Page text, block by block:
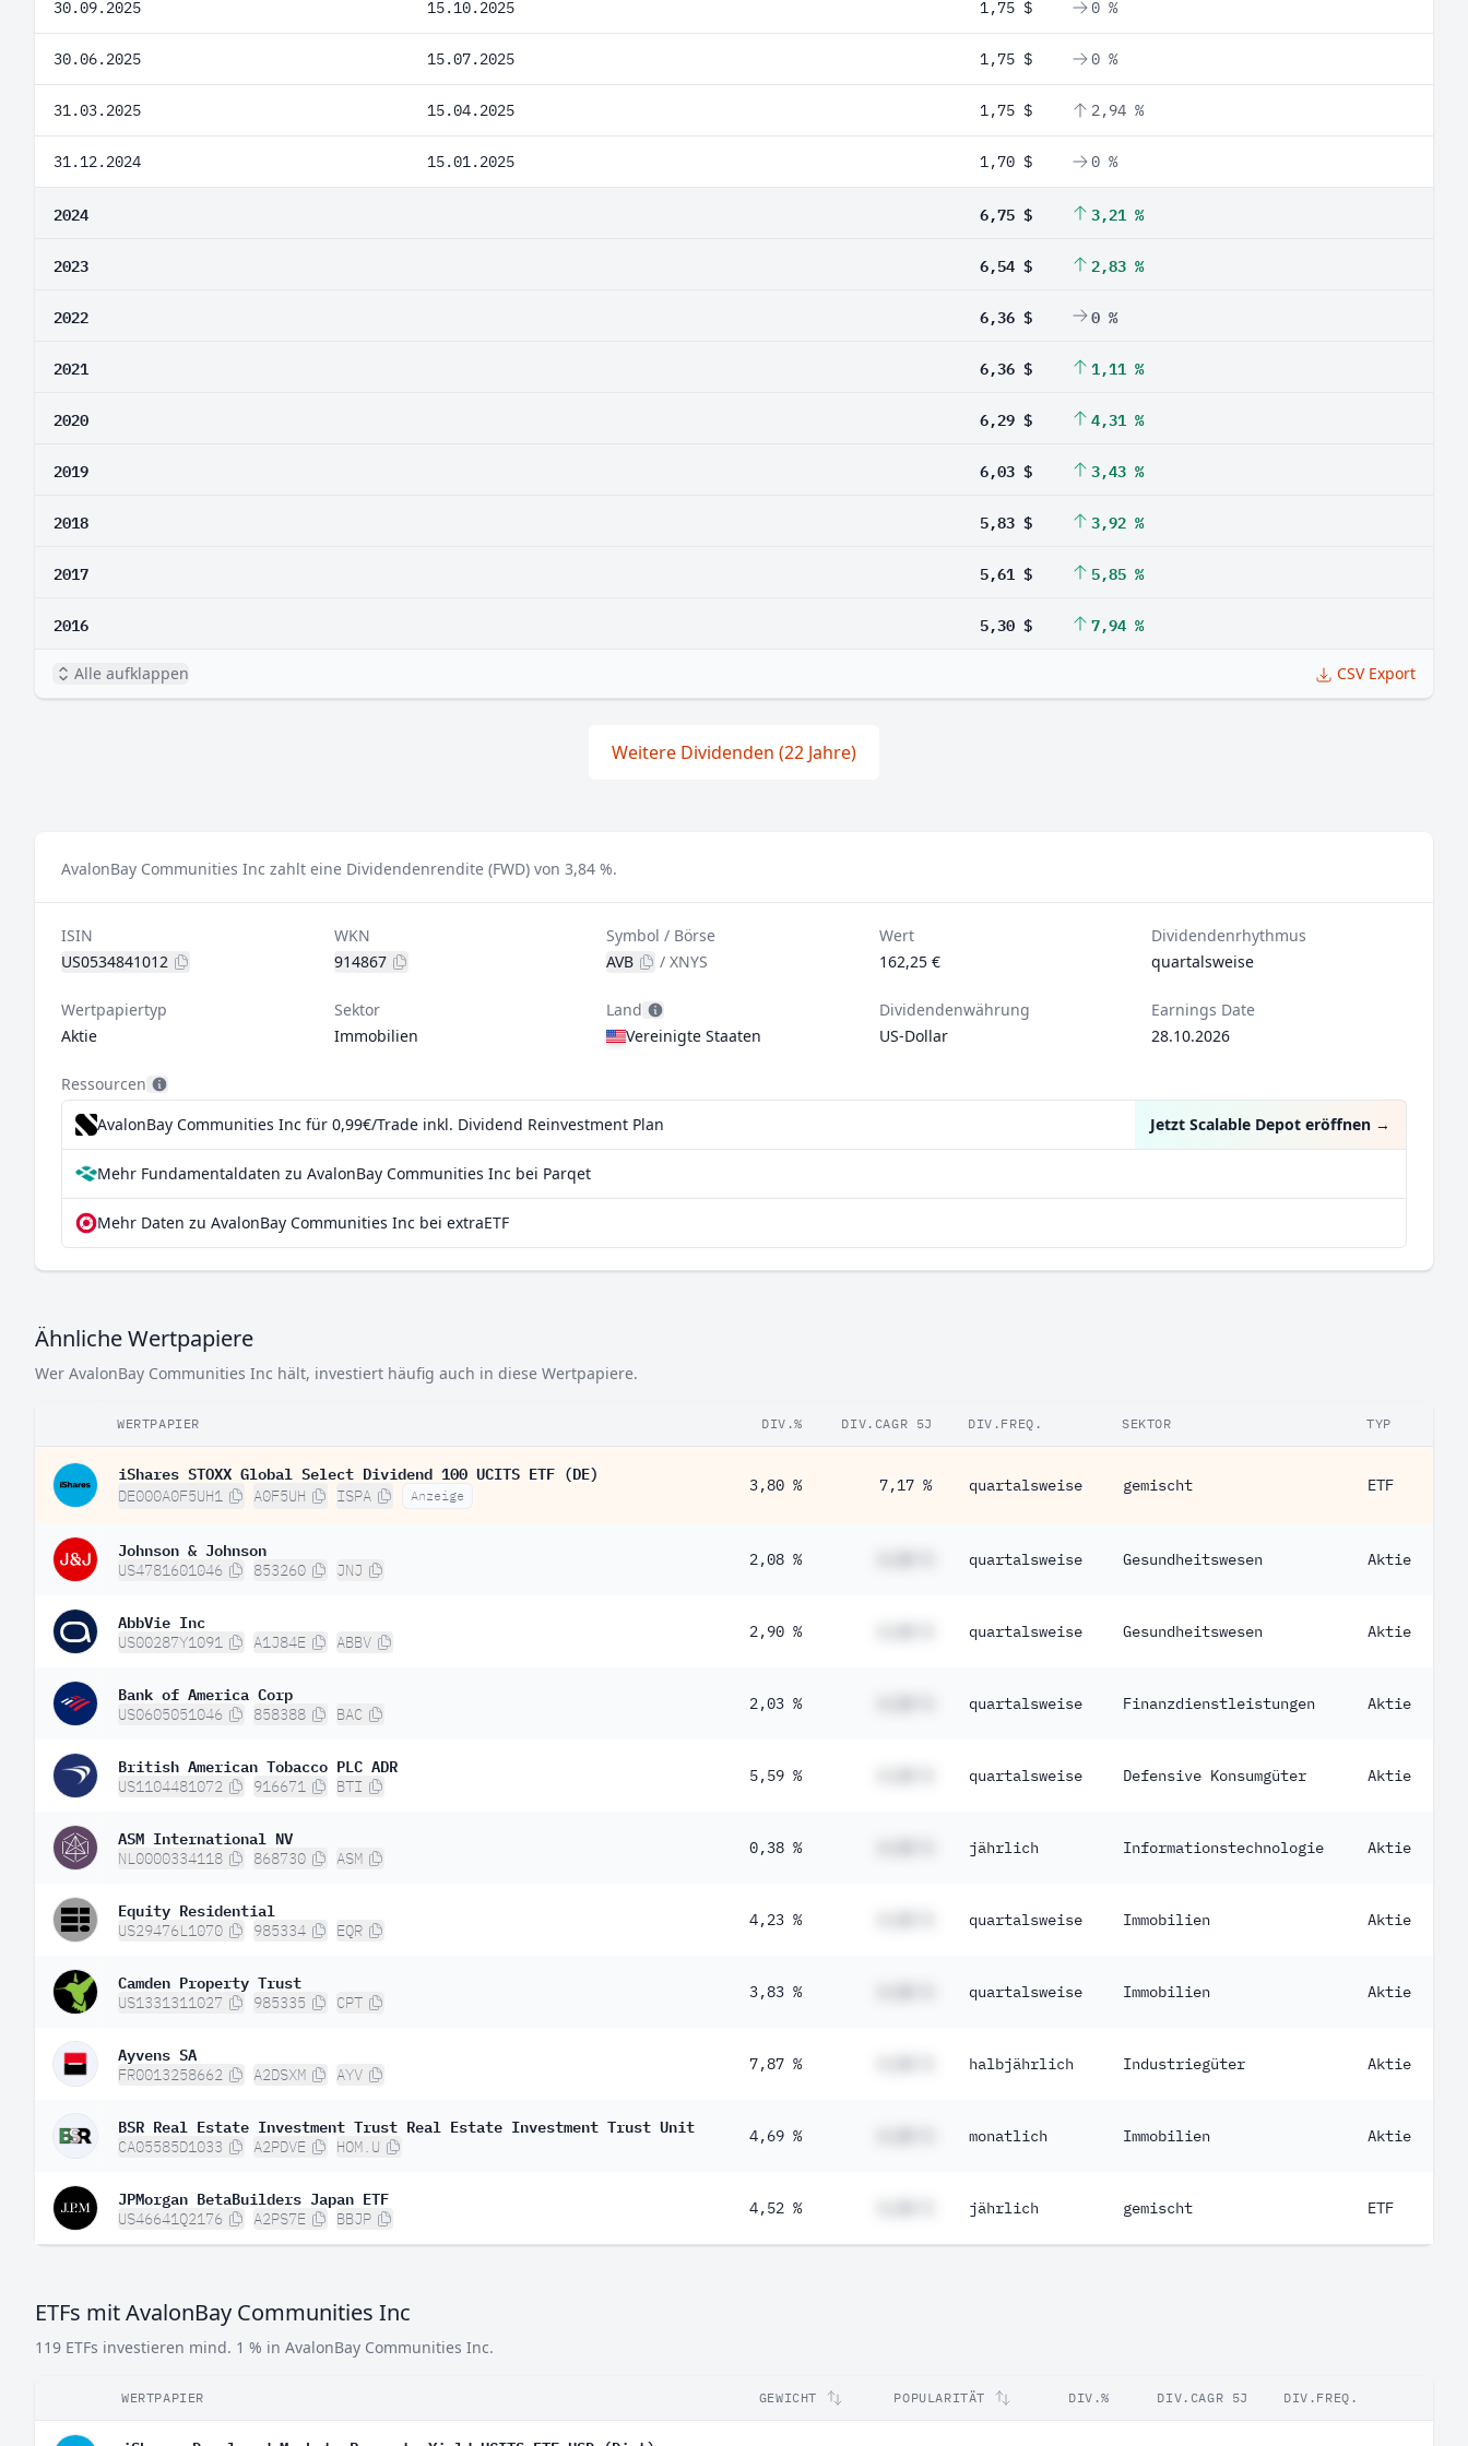
30.09.2025 15.10.2025 1,75 $ 0 %
30.06.2025 15.07.2025 1,75 $ 0 %
31.03.2025 15.04.2025 1,75 $ 2,94 %
31.12.2024 15.01.2025 1,70 $ 0 %
2024 6,75 $ 3,21 %
2023 6,54 $ 2,83 %
2022 6,36 $ 0 %
2021 6,36 $ 1,11 %
2020 6,29 $ 4,31 %
2019 6,03 $ 3,43 %
2018 5,83 $ 3,92 %
2017 5,61 $ 5,85 %
2016 5,30 $ 7,94 %
Alle aufklappen CSV Export
Weitere Dividenden (22 Jahre)
AvalonBay Communities Inc zahlt eine Dividendenrendite (FWD) von 3,84 %.
ISIN
US0534841012
WKN
914867
Symbol / Börse
AVB
/XNYS
Wert
162,25 €
Dividendenrhythmus
quartalsweise
Wertpapiertyp
Aktie
Sektor
Immobilien
Land
Vereinigte Staaten
Dividendenwährung
US-Dollar
Earnings Date
28.10.2026
Ressourcen
AvalonBay Communities Inc für 0,99€/Trade inkl. Dividend Reinvestment Plan
Jetzt Scalable Depot eröffnen →
Mehr Fundamentaldaten zu AvalonBay Communities Inc bei Parqet
Mehr Daten zu AvalonBay Communities Inc bei extraETF
Ähnliche Wertpapiere
Wer AvalonBay Communities Inc hält, investiert häufig auch in diese Wertpapiere.
WERTPAPIER DIV.% DIV.CAGR 5J DIV.FREQ. SEKTOR TYP
iShares STOXX Global Select Dividend 100 UCITS ETF (DE)
DE000A0F5UH1 A0F5UH ISPA Anzeige
3,80 % 7,17 % quartalsweise gemischt ETF
Johnson & Johnson
US4781601046 853260 JNJ
2,08 % quartalsweise Gesundheitswesen Aktie
AbbVie Inc
US00287Y1091 A1J84E ABBV
2,90 % quartalsweise Gesundheitswesen Aktie
Bank of America Corp
US0605051046 858388 BAC
2,03 % quartalsweise Finanzdienstleistungen Aktie
British American Tobacco PLC ADR
US1104481072 916671 BTI
5,59 % quartalsweise Defensive Konsumgüter Aktie
ASM International NV
NL0000334118 868730 ASM
0,38 % jährlich Informationstechnologie Aktie
Equity Residential
US29476L1070 985334 EQR
4,23 % quartalsweise Immobilien Aktie
Camden Property Trust
US1331311027 985335 CPT
3,83 % quartalsweise Immobilien Aktie
Ayvens SA
FR0013258662 A2DSXM AYV
7,87 % halbjährlich Industriegüter Aktie
BSR Real Estate Investment Trust Real Estate Investment Trust Unit
CA05585D1033 A2PDVE HOM.U
4,69 % monatlich Immobilien Aktie
JPMorgan BetaBuilders Japan ETF
US46641Q2176 A2PS7E BBJP
4,52 % jährlich gemischt ETF
ETFs mit AvalonBay Communities Inc
119 ETFs investieren mind. 1 % in AvalonBay Communities Inc.
WERTPAPIER GEWICHT POPULARITÄT DIV.% DIV.CAGR 5J DIV.FREQ.